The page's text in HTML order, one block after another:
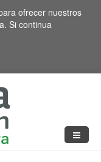
ofrecer nuestros
Si continua